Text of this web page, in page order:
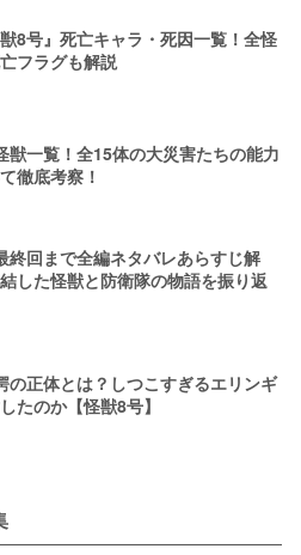
獣8号』死亡キャラ・死因一覧！全怪
フラグも解説
獣一覧！全15体の大災害たちの能力
徹底考察！
終回まで全編ネタバレあらすじ解
した怪獣と防衛隊の物語を振り返
の正体とは？しつこすぎるエリンギ
たのか【怪獣8号】